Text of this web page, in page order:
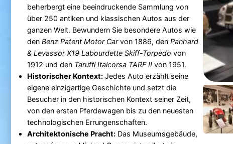
beherbergt eine beeindruckende Sammlung von
über 250 antiken und klassischen Autos aus der
ganzen Welt. Bewundern Sie besondere Autos wie
den Benz Patent Motor Carvon 1886, den Panhard
& Levassor X19 Labourdette Skiff-Torpedo von
1912 und den Taruffi Italcorsa TARF IIvon 1951.
Historischer Kontext:Jedes Auto erzählt seine
eigene einzigartige Geschichte und setzt die
Besucher in den historischen Kontext seiner Zeit,
von den ersten Pferdewagen bis zu den neuesten
technologischen Errungenschaften.
Architektonische Pracht:Das Museumsgebäude,